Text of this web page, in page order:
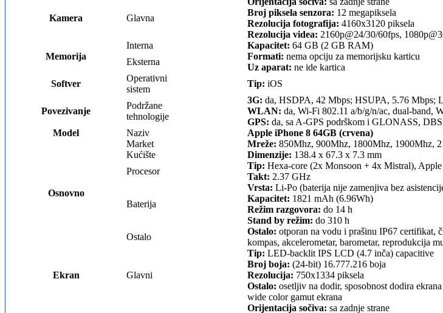
Kamera Glavna
Broj piksela senzora: 12 megapiksela
Rezolucija fotografija: 4160x3120 piksela
Rezolucija videa: 2160p@24/30/60fps,
Memorija
Interna Kapacitet: 64 GB (2 GB RAM)
Eksterna
Formati: nema opciju za memorijsku karticu
Uz aparat: ne ide kartica
Softver
Operativni
sistem
Tip: iOS
Povezivanje
Podržane
tehnologije
3G: da, HSDPA, 42 Mbps; HSUPA, 5.76 Mbps;
WLAN: da, Wi-Fi 802.11 a/b/g/n/ac, dual-band,
GPS: da, sa A-GPS podrškom i GLONASS,
Model
Naziv Apple iPhone 8 64GB (crvena)
Osnovno
Market Mreže: 850Mhz, 900Mhz, 1800Mhz, 1900Mhz,
Kućište
Dimenzije: 138.4 x 67.3 x 7.3 mm
Procesor
Tip: Hexa-core (2x Monsoon + 4x Mistral),
Takt: 2.37 GHz
Baterija
Vrsta: Li-Po (baterija nije zamenjiva bez
Kapacitet: 1821 mAh (6.96Wh)
Režim razgovora: do 14 h
Stand by režim: do 310 h
Ostalo
Ostalo: otporan na vodu i prašinu IP67 certifikat,
kompas, akcelerometar, barometar, reprodukcija
Ekran Glavni
Tip: LED-backlit IPS LCD (4.7 inča) capacitive
Broj boja: (24-bit) 16.777.216 boja
Rezolucija: 750x1334 piksela
Ostalo: osetljiv na dodir, sposobnost dodira
wide color gamut ekrana
Orijentacija sočiva: sa zadnje strane